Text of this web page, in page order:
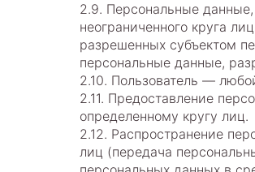
2.9. Персональные
неограниченного круга
разрешенных субъектом
персональные данные,
2.10. Пользователь —
2.11. Предоставление
определенному кругу лиц.
2.12. Распространение
лиц (передача